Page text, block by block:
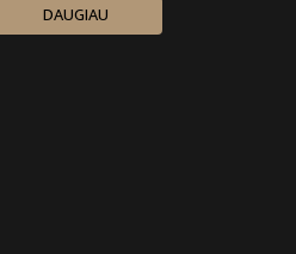
DAUGIAU